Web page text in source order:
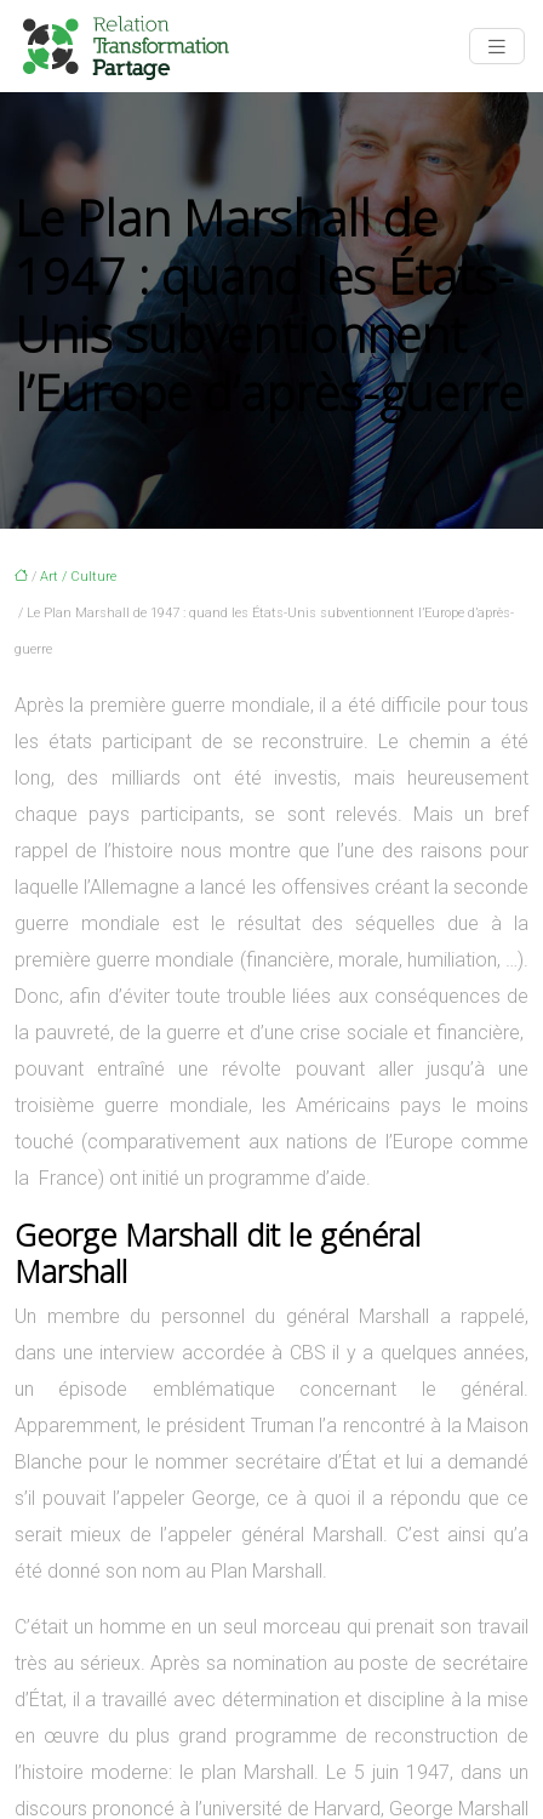
Le Plan Marshall de
1947 : quand les États-
Unis subventionnent
l’Europe d’après-guerre
/ Art / Culture
/ Le Plan Marshall de 1947 : quand les États-Unis subventionnent l’Europe d’après-
guerre
Après la première guerre mondiale, il a été difficile pour tous
les états participant de se reconstruire. Le chemin a été
long, des milliards ont été investis, mais heureusement
chaque pays participants, se sont relevés. Mais un bref
rappel de l’histoire nous montre que l’une des raisons pour
laquelle l’Allemagne a lancé les offensives créant la seconde
guerre mondiale est le résultat des séquelles due à la
première guerre mondiale (financière, morale, humiliation, …).
Donc, afin d’éviter toute trouble liées aux conséquences de
la pauvreté, de la guerre et d’une crise sociale et financière,
pouvant entraîné une révolte pouvant aller jusqu’à une
troisième guerre mondiale, les Américains pays le moins
touché (comparativement aux nations de l’Europe comme
la France) ont initié un programme d’aide.
George Marshall dit le général
Marshall
Un membre du personnel du général Marshall a rappelé,
dans une interview accordée à CBS il y a quelques années,
un épisode emblématique concernant le général.
Apparemment, le président Truman l’a rencontré à la Maison
Blanche pour le nommer secrétaire d’État et lui a demandé
s’il pouvait l’appeler George, ce à quoi il a répondu que ce
serait mieux de l’appeler général Marshall. C’est ainsi qu’a
été donné son nom au Plan Marshall.
C’était un homme en un seul morceau qui prenait son travail
très au sérieux. Après sa nomination au poste de secrétaire
d’État, il a travaillé avec détermination et discipline à la mise
en œuvre du plus grand programme de reconstruction de
l’histoire moderne: le plan Marshall. Le 5 juin 1947, dans un
discours prononcé à l’université de Harvard, George Marshall